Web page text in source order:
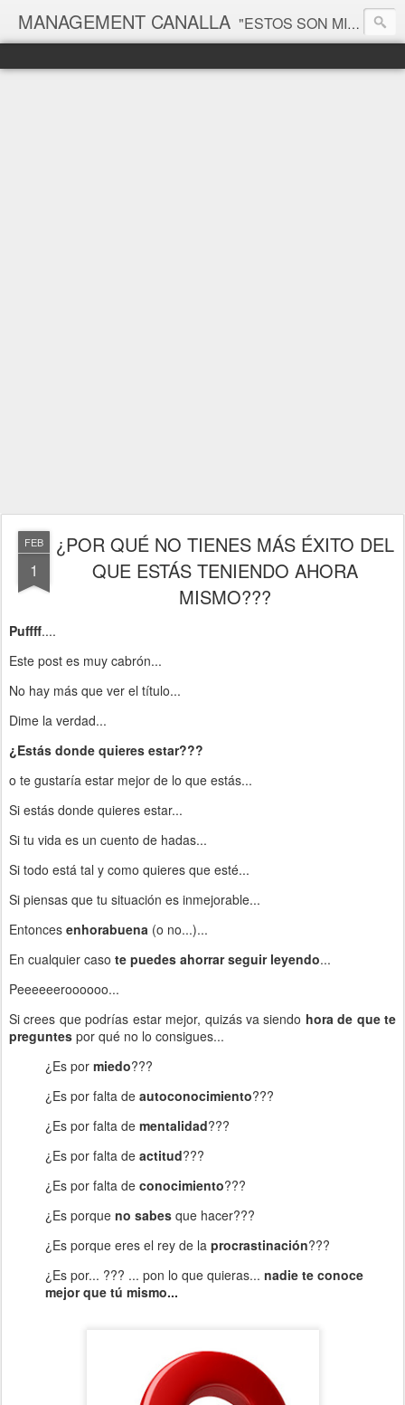
MANAGEMENT CANALLA "ESTOS SON MIS PRINCIPIOS, SI NO LE GUSTAN, TENGO OTROS" Groucho Marx
FEB
1
¿POR QUÉ NO TIENES MÁS ÉXITO DEL
QUE ESTÁS TENIENDO AHORA
MISMO???
Puffff....
Este post es muy cabrón...
No hay más que ver el título...
Dime la verdad...
¿Estás donde quieres estar???
o te gustaría estar mejor de lo que estás...
Si estás donde quieres estar...
Si tu vida es un cuento de hadas...
Si todo está tal y como quieres que esté...
Si piensas que tu situación es inmejorable...
Entonces enhorabuena (o no...)...
En cualquier caso te puedes ahorrar seguir leyendo...
Peeeeeeroooooo...
Si crees que podrías estar mejor, quizás va siendo hora de que te
preguntes por qué no lo consigues...
¿Es por miedo???
¿Es por falta de autoconocimiento???
¿Es por falta de mentalidad???
¿Es por falta de actitud???
¿Es por falta de conocimiento???
¿Es porque no sabes que hacer???
¿Es porque eres el rey de la procrastinación???
¿Es por... ??? ... pon lo que quieras... nadie te conoce
mejor que tú mismo...